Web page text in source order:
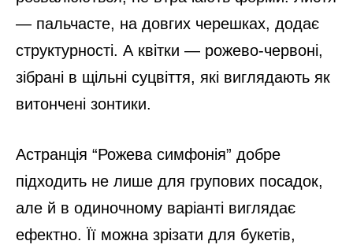
— пальчасте, на довгих черешках, додає
структурності. А квітки — рожево-червоні,
зібрані в щільні суцвіття, які виглядають як
витончені зонтики.
Астранція “Рожева симфонія” добре
підходить не лише для групових посадок,
але й в одиночному варіанті виглядає
ефектно. Її можна зрізати для букетів,